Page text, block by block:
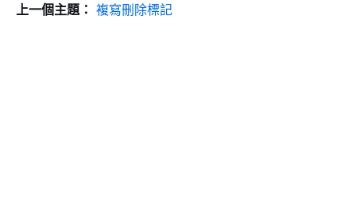
上一個主題： 複寫刪除標記